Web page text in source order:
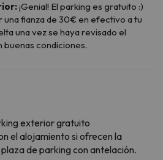
¡Genial! El parking es gratuito :)
fianza de 30€ en efectivo a tu
una vez se haya revisado el
condiciones.
exterior gratuito
el alojamiento si ofrecen la
de parking con antelación.